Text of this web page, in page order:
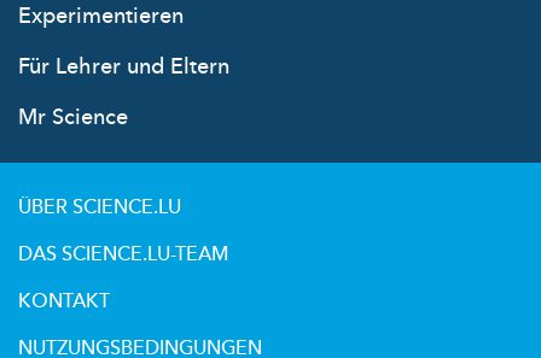
Experimentieren
Für Lehrer und Eltern
Mr Science
ÜBER SCIENCE.LU
DAS SCIENCE.LU-TEAM
KONTAKT
NUTZUNGSBEDINGUNGEN